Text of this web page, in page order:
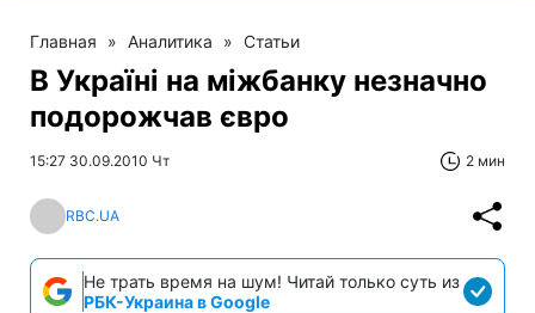
Главная » Аналитика » Статьи
В Україні на міжбанку незначно
подорожчав євро
15:27 30.09.2010 Чт 2 мин
RBC.UA
Не трать время на шум! Читай только суть из
РБК-Украина в Google